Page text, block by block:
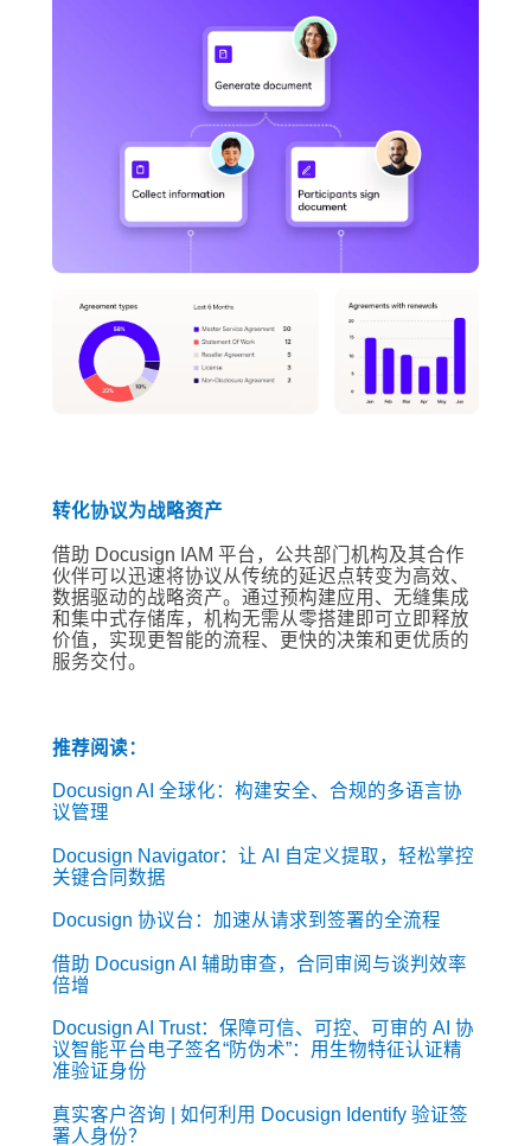
转化协议为战略资产
借助 Docusign IAM 平台，公共部门机构及其合作
伙伴可以迅速将协议从传统的延迟点转变为高效、
数据驱动的战略资产。通过预构建应用、无缝集成
和集中式存储库，机构无需从零搭建即可立即释放
价值，实现更智能的流程、更快的决策和更优质的
服务交付。
推荐阅读：
Docusign AI 全球化：构建安全、合规的多语言协
议管理
Docusign Navigator：让 AI 自定义提取，轻松掌控
关键合同数据
Docusign 协议台：加速从请求到签署的全流程
借助 Docusign AI 辅助审查，合同审阅与谈判效率
倍增
Docusign AI Trust：保障可信、可控、可审的 AI 协
议智能平台电子签名“防伪术”：用生物特征认证精
准验证身份
真实客户咨询 | 如何利用 Docusign Identify 验证签
署人身份？